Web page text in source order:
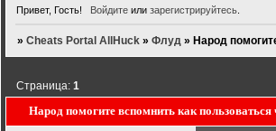
Привет, Гость! Войдитеили зарегистрируйтесь.
»Cheats Portal AllHuck »Флуд » Народ
Народ помогите вспомнить как
Страница:1